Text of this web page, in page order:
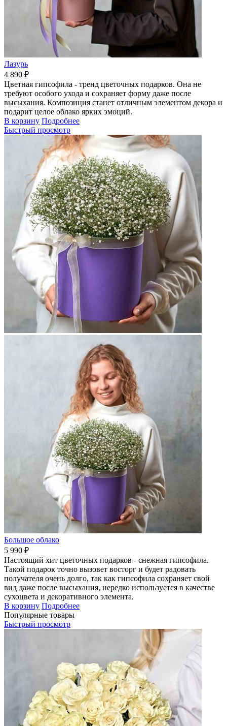
Лазурь
4 890 ₽
Цветная гипсофила - тренд цветочных подарков. Она не
требуют особого ухода и сохраняет форму даже после
высыхания. Композиция станет отличным элементом декора и
подарит целое облако ярких эмоций.
В корзину Подробнее
Быстрый просмотр
Большое облако
5 990 ₽
Настоящий хит цветочных подарков - снежная гипсофила.
Такой подарок точно вызовет восторг и будет радовать
получателя очень долго, так как гипсофила сохраняет свой
вид даже после высыхания, нередко используется в качестве
сухоцвета и декоративного элемента.
В корзину Подробнее
Популярные товары
Быстрый просмотр